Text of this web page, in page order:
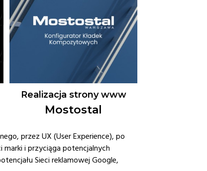
Realizacja strony www
Mostostal
przez UX (User Experience), po
marki i przyciąga potencjalnych
Sieci reklamowej Google,